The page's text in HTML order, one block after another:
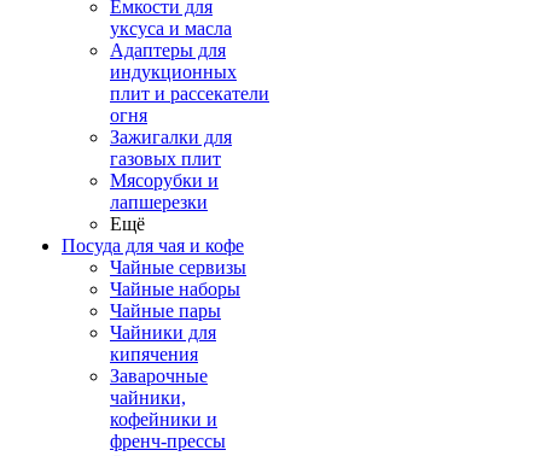
Емкости для
уксуса и масла
Адаптеры для
индукционных
плит и рассекатели
огня
Зажигалки для
газовых плит
Мясорубки и
лапшерезки
Ещё
Посуда для чая и кофе
Чайные сервизы
Чайные наборы
Чайные пары
Чайники для
кипячения
Заварочные
чайники,
кофейники и
френч-прессы